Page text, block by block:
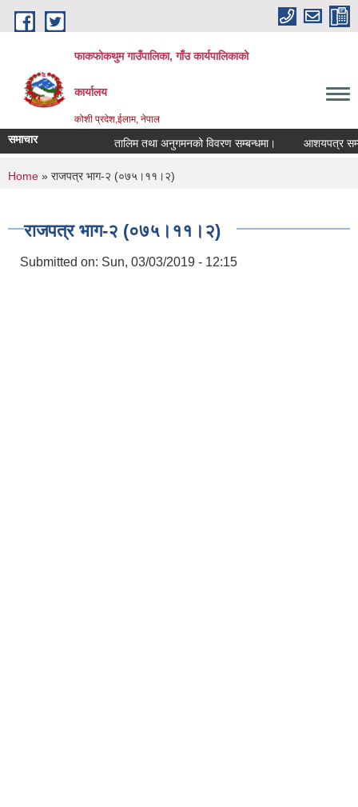
Skip to main content
फाकफोकथुम गाउँपालिका, गाँउ कार्यपालिकाको
कार्यालय
कोशी प्रदेश,ईलाम, नेपाल
समाचार तालिम तथा अनुगमनको विवरण सम्बन्धमा। आशयपत्र
You are here
Home » राजपत्र भाग-२ (०७५।११।२)
राजपत्र भाग-२ (०७५।११।२)
Submitted on: Sun, 03/03/2019 - 12:15